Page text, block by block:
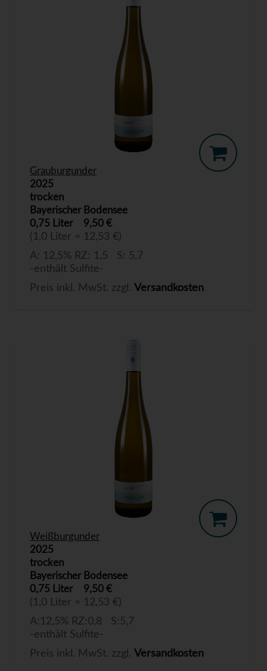
Grauburgunder
2025
trocken
Bayerischer Bodensee
0,75 Liter
9,50 €
(1,0 Liter = 12,53 €)
A: 12,5% RZ: 1,5 S: 5,7
-enthält Sulfite-
Preis inkl. MwSt. zzgl. Versandkosten
Weißburgunder
2025
trocken
Bayerischer Bodensee
0,75 Liter
9,50 €
(1,0 Liter = 12,53 €)
A:12,5% RZ:0,8 S:5,7
-enthält Sulfite-
Preis inkl. MwSt. zzgl. Versandkosten